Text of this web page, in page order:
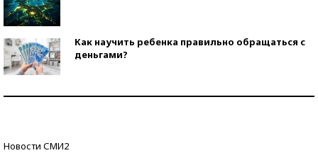
Как научить ребенка правильно обращаться с
деньгами?
Новости СМИ2